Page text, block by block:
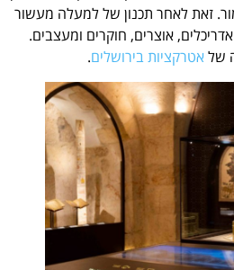
זאת לאחר תכנון של למעלה מעשור
אוצרים, חוקרים ומעצבים.
שלאטרקציות בירושלים.